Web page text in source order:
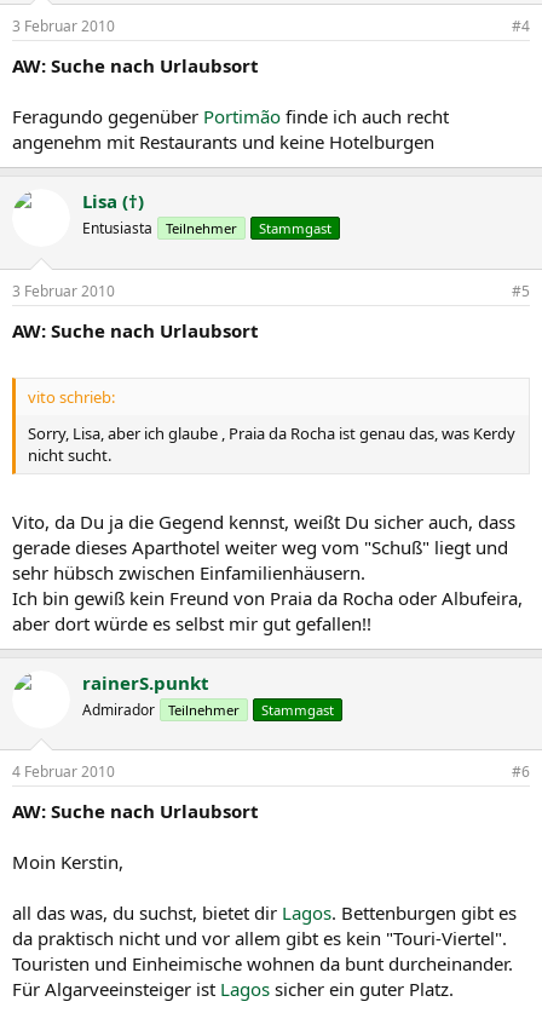
3 Februar 2010 #4
AW: Suche nach Urlaubsort
Feragundo gegenüber Portimão finde ich auch recht
angenehm mit Restaurants und keine Hotelburgen
Lisa (†)
Entusiasta Teilnehmer Stammgast
3 Februar 2010 #5
AW: Suche nach Urlaubsort
vito schrieb:
Sorry, Lisa, aber ich glaube , Praia da Rocha ist genau das, was Kerdy
nicht sucht.
Vito, da Du ja die Gegend kennst, weißt Du sicher auch, dass
gerade dieses Aparthotel weiter weg vom "Schuß" liegt und
sehr hübsch zwischen Einfamilienhäusern.
Ich bin gewiß kein Freund von Praia da Rocha oder Albufeira,
aber dort würde es selbst mir gut gefallen!!
rainerS.punkt
Admirador Teilnehmer Stammgast
4 Februar 2010 #6
AW: Suche nach Urlaubsort
Moin Kerstin,
all das was, du suchst, bietet dir Lagos. Bettenburgen gibt es
da praktisch nicht und vor allem gibt es kein "Touri-Viertel".
Touristen und Einheimische wohnen da bunt durcheinander.
Für Algarveeinsteiger ist Lagos sicher ein guter Platz.